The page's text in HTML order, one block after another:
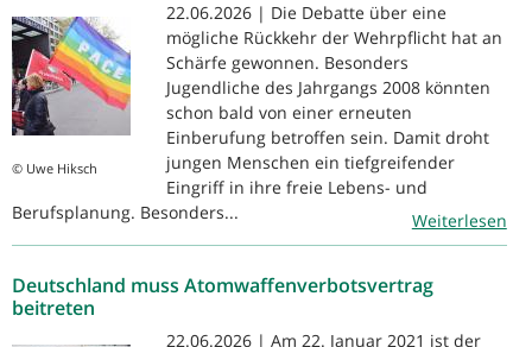
© Uwe Hiksch
22.06.2026 | Die Debatte über eine
mögliche Rückkehr der Wehrpflicht hat an
Schärfe gewonnen. Besonders
Jugendliche des Jahrgangs 2008 könnten
schon bald von einer erneuten
Einberufung betroffen sein. Damit droht
jungen Menschen ein tiefgreifender
Eingriff in ihre freie Lebens- und
Berufsplanung. Besonders...
Weiterlesen
Deutschland muss Atomwaffenverbotsvertrag
beitreten
22.06.2026 | Am 22. Januar 2021 ist der